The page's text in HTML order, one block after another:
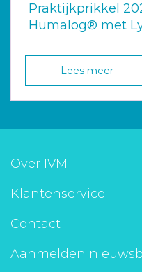
Praktijkprikkel
Humalog® met
Lees meer
Over IVM
Klantenservice
Contact
Aanmelden